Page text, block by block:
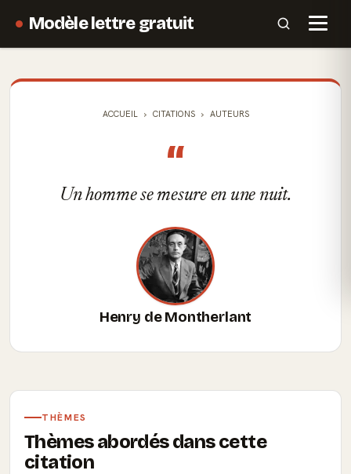
Modèle lettre gratuit
ACCUEIL CITATIONS AUTEURS
“
Un homme se mesure en une nuit.
Henry de Montherlant
THÈMES
Thèmes abordés dans cette
citation